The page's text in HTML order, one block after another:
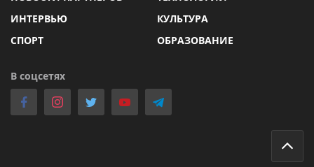
ИНТЕРВЬЮ
КУЛЬТУРА
СПОРТ
ОБРАЗОВАНИЕ
В соцсетях